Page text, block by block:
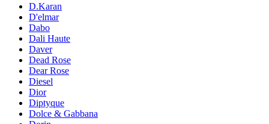
D.Karan
D'elmar
Dabo
Dali Haute
Daver
Dead Rose
Dear Rose
Diesel
Dior
Diptyque
Dolce & Gabbana